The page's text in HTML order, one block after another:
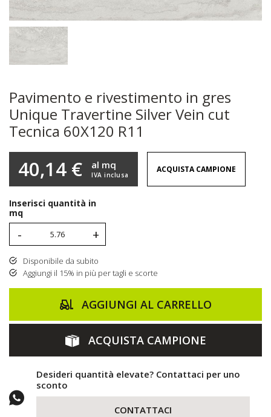
Pavimento e rivestimento in gres
Unique Travertine Silver Vein cut
Tecnica 60X120 R11
40,14 € IVA inclusa
al mq ACQUISTA CAMPIONE
Inserisci quantità in
mq
- +
Disponibile da subito
Aggiungi il 15% in più per tagli e scorte
AGGIUNGI AL CARRELLO
ACQUISTA CAMPIONE
Desideri quantità elevate? Contattaci per uno
sconto
CONTATTACI